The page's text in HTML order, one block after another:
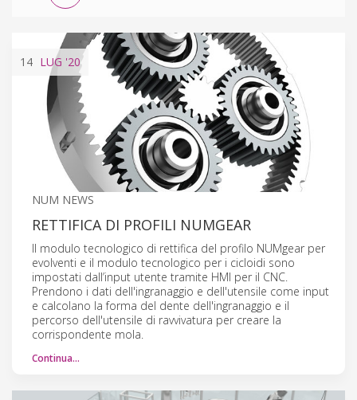
14 LUG '20
NUM NEWS
RETTIFICA DI PROFILI NUMGEAR
Il modulo tecnologico di rettifica del profilo NUMgear per
evolventi e il modulo tecnologico per i cicloidi sono
impostati dall’input utente tramite HMI per il CNC.
Prendono i dati dell'ingranaggio e dell'utensile come input
e calcolano la forma del dente dell'ingranaggio e il
percorso dell'utensile di ravvivatura per creare la
corrispondente mola.
Continua…